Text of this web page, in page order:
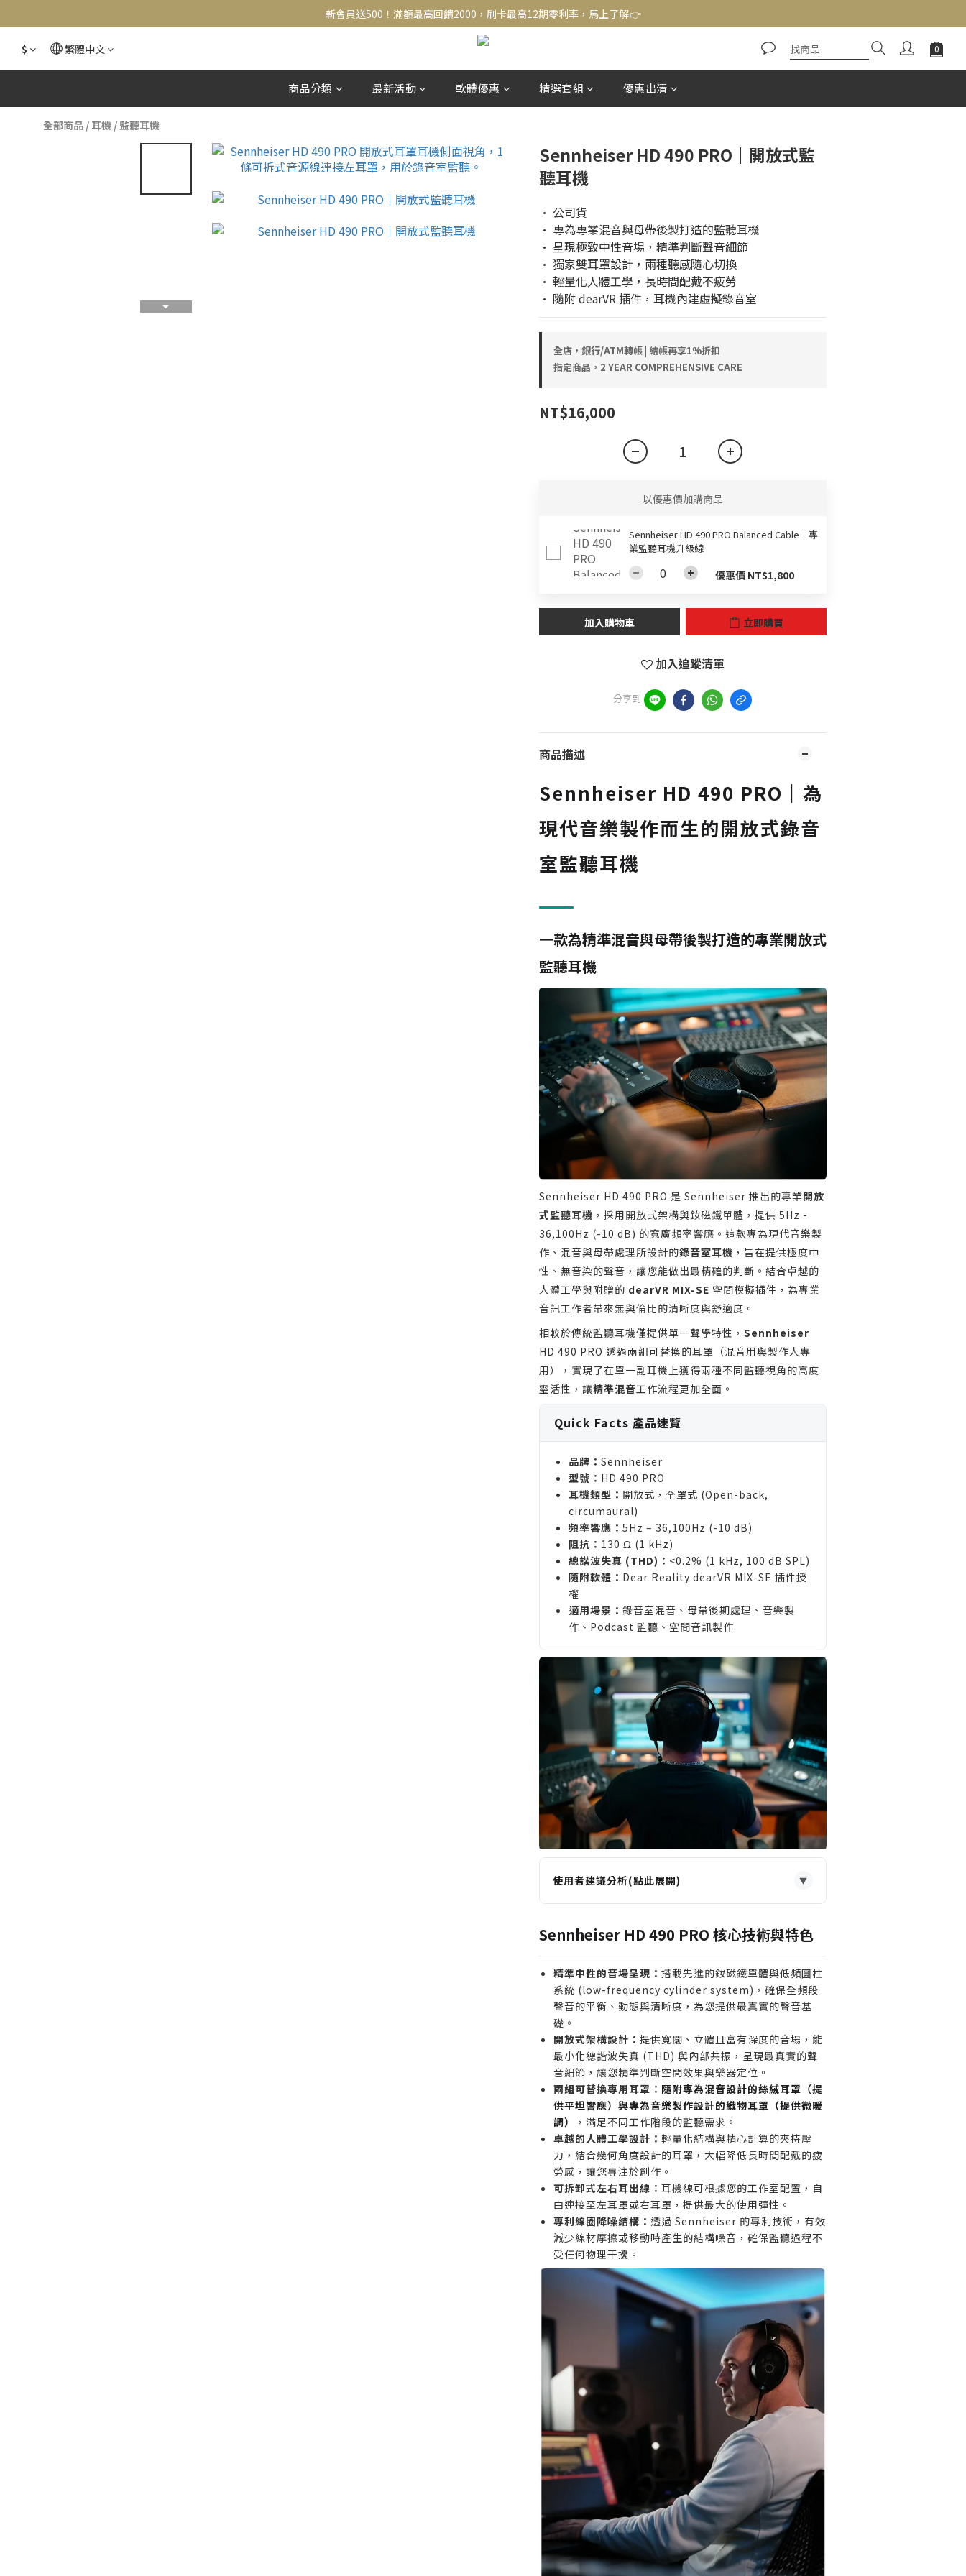
新會員送500！滿額最高回饋2000，刷卡最高12期零利率，馬上了解👉
結帳頁選zingala銀角零卡分期，輕鬆打包
新會員送500！滿額最高回饋2000，刷卡最高12期零利率，馬上了解👉
$ 繁體中文
商品分類 最新活動 軟體優惠 精選套組 優惠出清
全部商品 / 耳機 /監聽耳機
Sennheiser HD 490 PRO｜開放式監
聽耳機
• 公司貨
• 專為專業混音與母帶後製打造的監聽耳機
• 呈現極致中性音場，精準判斷聲音細節
• 獨家雙耳罩設計，兩種聽感隨心切換
• 輕量化人體工學，長時間配戴不疲勞
• 隨附 dearVR 插件，耳機內建虛擬錄音室
全店，銀行/ATM轉帳 | 結帳再享1%折扣
指定商品，2 YEAR COMPREHENSIVE CARE
NT$16,000
以優惠價加購商品
Sennheiser HD 490 PRO Balanced Cable｜專
業監聽耳機升級線
優惠價 NT$1,800
加入購物車 立即購買
加入追蹤清單
分享到
商品描述
Sennheiser HD 490 PRO｜為
現代音樂製作而生的開放式錄音
室監聽耳機
一款為精準混音與母帶後製打造的專業開放式
監聽耳機
Sennheiser HD 490 PRO 是 Sennheiser 推出的專業開放
式監聽耳機 ，採用開放式架構與釹磁鐵單體，提供 5Hz -
36,100Hz (-10 dB) 的寬廣頻率響應。這款專為現代音樂製
作、混音與母帶處理所設計的錄音室耳機 ，旨在提供極度中
性、無音染的聲音，讓您能做出最精確的判斷。結合卓越的
人體工學與附贈的 dearVR MIX-SE 空間模擬插件，為專業
音訊工作者帶來無與倫比的清晰度與舒適度。
相較於傳統監聽耳機僅提供單一聲學特性， Sennheiser
HD 490 PRO 透過兩組可替換的耳罩（混音用與製作人專
用），實現了在單一副耳機上獲得兩種不同監聽視角的高度
靈活性，讓精準混音工作流程更加全面。
Quick Facts 產品速覽
品牌： Sennheiser
型號： HD 490 PRO
耳機類型： 開放式，全罩式 (Open-back,
circumaural)
頻率響應： 5Hz – 36,100Hz (-10 dB)
阻抗： 130 Ω (1 kHz)
總諧波失真 (THD)： <0.2% (1 kHz, 100 dB SPL)
隨附軟體： Dear Reality dearVR MIX-SE 插件授
權
適用場景： 錄音室混音、母帶後期處理、音樂製
作、Podcast 監聽、空間音訊製作
使用者建議分析(點此展開) ▼
尋求極致中性、無音染監聽環境的混音與母帶工程
需要長時間配戴進行編曲與聲音設計，重視舒適度
與低疲勞感的音樂製作人。
希望透過單一副耳機，就能切換不同聽感以交叉比
對混音決策的專業用戶。
誰不適合購買
主要在戶外或吵雜環境使用，需要高度隔音效果的
使用者（應選擇封閉式耳機）。
尋求強勁低音或 V 型音染，以娛樂為主的音樂愛好
者。
預算有限，僅需入門級監聽耳機的初學者。
Sennheiser HD 490 PRO 核心技術與特色
精準中性的音場呈現： 搭載先進的釹磁鐵單體與低頻圓柱
系統 (low-frequency cylinder system)，確保全頻段
聲音的平衡、動態與清晰度，為您提供最真實的聲音基
礎。
開放式架構設計： 提供寬闊、立體且富有深度的音場，能
最小化總諧波失真 (THD) 與內部共振，呈現最真實的聲
音細節，讓您精準判斷空間效果與樂器定位。
兩組可替換專用耳罩： 隨附專為混音設計的絲絨耳罩（提
供平坦響應）與專為音樂製作設計的織物耳罩（提供微暖
調）
，滿足不同工作階段的監聽需求。
卓越的人體工學設計： 輕量化結構與精心計算的夾持壓
力，結合幾何角度設計的耳罩，大幅降低長時間配戴的疲
勞感，讓您專注於創作。
可拆卸式左右耳出線： 耳機線可根據您的工作室配置，自
由連接至左耳罩或右耳罩，提供最大的使用彈性。
專利線圈降噪結構： 透過 Sennheiser 的專利技術，有效
減少線材摩擦或移動時產生的結構噪音，確保監聽過程不
受任何物理干擾。
立即購買